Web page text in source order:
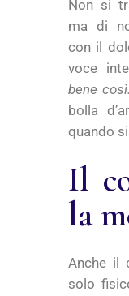
Non si
ma di
con il
voce
bene
bolla
quando
Il
la
Anche il
solo